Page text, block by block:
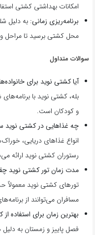
امکانات بهداشتی کشتی
برنامه‌ریزی زمانی: به دلیل
محل کشتی برسید تا مراحل
سوالات متداول
آیا کشتی نوید برای
بله، کشتی نوید با
و کودکان است.
چه غذاهایی در کشتی نوید
انواع غذاهای دریایی،
رستوران کشتی نوید ارائه
مدت زمان تور کشتی نوید
تورهای کشتی نوید
مسافران می‌توانند از
بهترین زمان برای
فصل پاییز و زمستان به